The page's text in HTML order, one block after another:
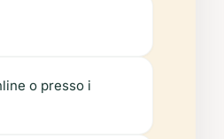
o presso i